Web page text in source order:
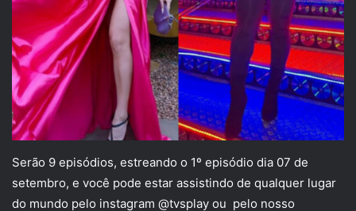
Serão 9 episódios, estreando o 1º episódio dia 07 de
setembro, e você pode estar assistindo de qualquer lugar
do mundo pelo instagram @tvsplay ou pelo nosso